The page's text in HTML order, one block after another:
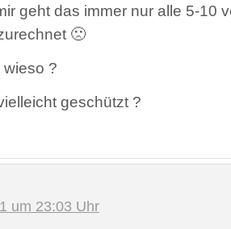
geht das immer nur alle 5-10
🙁
?
geschützt ?
um 23:03 Uhr